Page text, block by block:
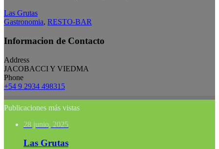
Las Grutas
Gastronomia, RESTO-BAR
Informacion de Contacto
Address
JACOBACCI Y VIEDMA
Phone
+54 9 2934 498315
Publicaciones más vistas
28 junio, 2025
Las Grutas